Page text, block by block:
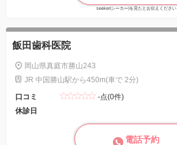
seeker(シーカー)を見たとお伝えください
飯田歯科医院
岡山県真庭市勝山243
JR 中国勝山駅から450m(車で 2分)
口コミ
-点(0件)
休診日
電話予約